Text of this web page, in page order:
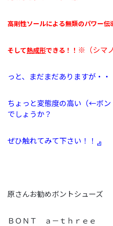
高剛性ソールによる無類のパワー伝
そして熱成形できる！！ ※（シマ
っと、まだまだありますが・・
ちょっと変態度の高い（←ボ
でしょうか？
ぜひ触れてみて下さい！！
原さんお勧めボントシューズ
ＢＯＮＴ ａ－ｔｈｒｅｅ